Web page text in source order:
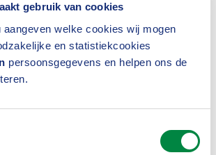
gebruik van cookies
aangeven welke cookies wij mogen
en statistiekcookies
persoonsgegevens en helpen ons de
resterende 14 verzekeraars heeft
gehad. Acht daarvan hebben
de tekortkomingen zijn opgelost,
hier actief mee aan de slag. Het
verzekeraars monitoren.